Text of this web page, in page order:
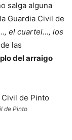
salga alguna
Guardia Civil de
el cuartel…, los
las
del arraigo
de Pinto